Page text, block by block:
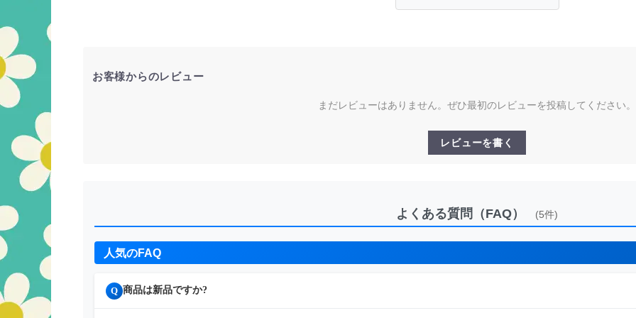
お客様からのレビュー
まだレビューはありません。ぜひ最初のレビューを投稿してください。
レビューを書く
よくある質問（FAQ） (5件)
人気のFAQ
Q 商品は新品ですか?